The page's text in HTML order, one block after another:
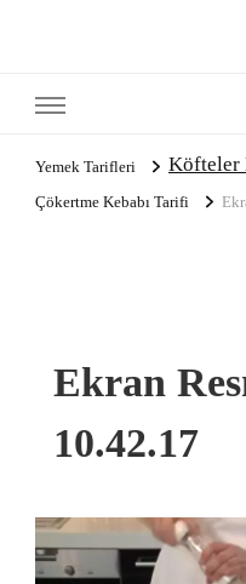
Yemek Tarifleri Köfteler
Çökertme Kebabı Tarifi
Ekran
10.42.17